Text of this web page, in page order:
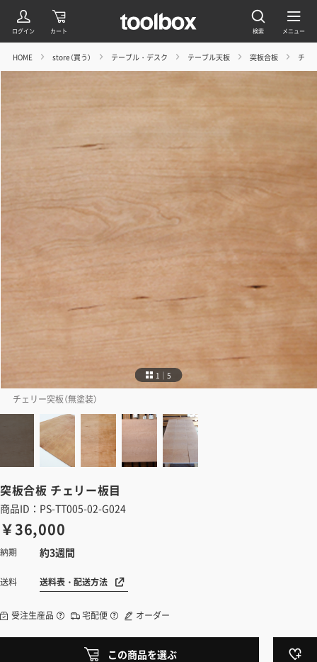
HOME store（買う） テーブル・デスク テーブル天板 突板合板 チェ
1｜5
チェリー突板（無塗装）
突板合板 チェリー板目
商品ID：PS-TT005-02-G024
￥36,000
納期 約3週間
送料 送料表・配送方法
受注生産品 宅配便 オーダー
この商品を選ぶ